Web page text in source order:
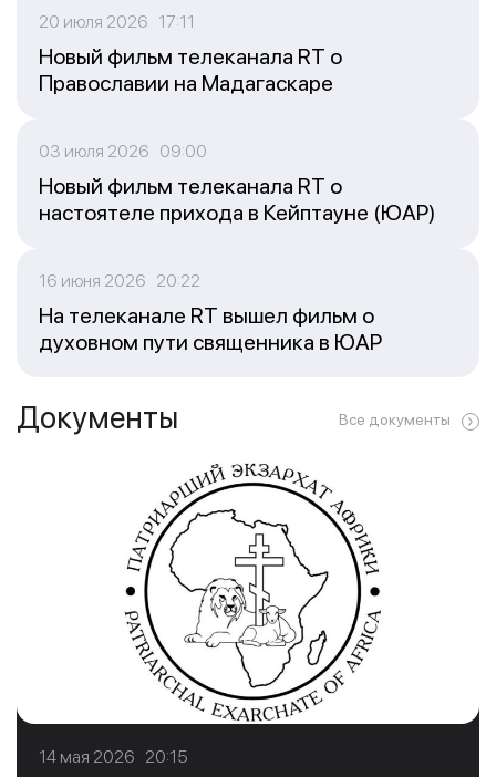
20 июля 2026 17:11
Новый фильм телеканала RT о
Православии на Мадагаскаре
03 июля 2026 09:00
Новый фильм телеканала RT о
настоятеле прихода в Кейптауне (ЮАР)
16 июня 2026 20:22
На телеканале RT вышел фильм о
духовном пути священника в ЮАР
Документы Все документы
14 мая 2026 20:15